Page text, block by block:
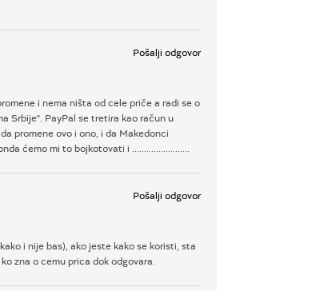
Pošalji odgovor
i nema ništa od cele priče a radi se o
Srbije". PayPal se tretira kao račun u
promene ovo i ono, i da Makedonci
ćemo mi to bojkotovati i ........................
Pošalji odgovor
i nije bas), ako jeste kako se koristi, sta
zna o cemu prica dok odgovara.